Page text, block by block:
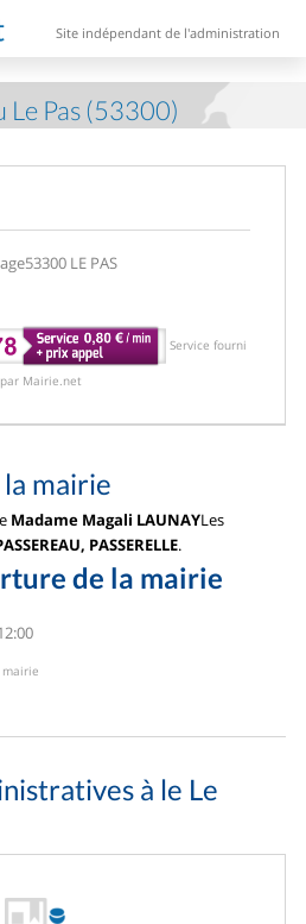
Site indépendant de l'administration
Le Pas (53300)
53300 LE PAS
Service fourni
par Mairie.net
mairie
Madame Magali LAUNAYLes
PASSERELLE.
de la mairie
à le Le